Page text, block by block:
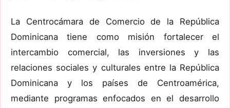
La Centrocámara de Comercio de la República
Dominicana tiene como misión fortalecer el
intercambio comercial, las inversiones y las
relaciones sociales y culturales entre la República
Dominicana y los países de Centroamérica,
mediante programas enfocados en el desarrollo